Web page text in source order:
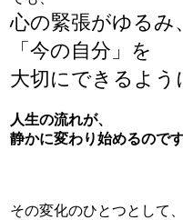
心の緊張がゆるみ、
「今の自分」を
大切にできるよう
人生の流れが、
静かに変わり始めるので
その変化のひとつとして、